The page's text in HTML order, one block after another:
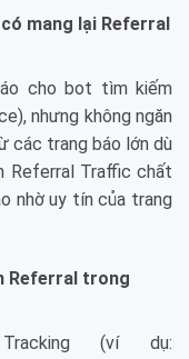
mang lại Referral
cho bot tìm kiếm
nhưng không ngăn
các trang báo lớn dù
Referral Traffic chất
nhờ uy tín của trang
Referral trong
(ví dụ: